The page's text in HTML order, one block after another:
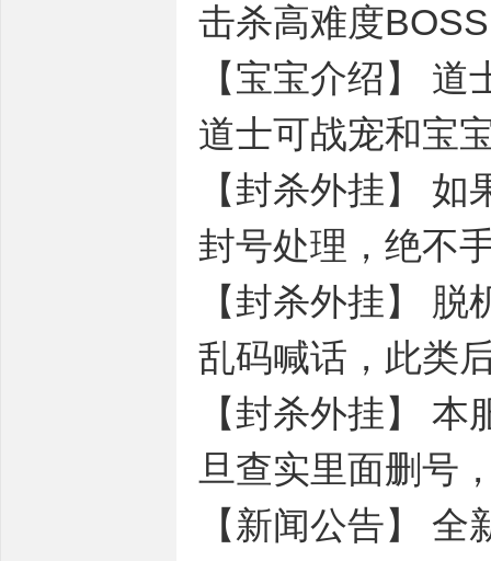
击杀高难度
【宝宝介绍】
道士可战宠和宝
【封杀外挂】
封号处理，绝不
【封杀外挂】
乱码喊话，此类
【封杀外挂】
旦查实里面删号
【新闻公告】